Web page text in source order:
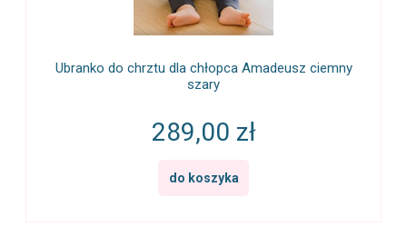
Ubranko do chrztu dla chłopca Amadeusz ciemny
szary
289,00 zł
do koszyka